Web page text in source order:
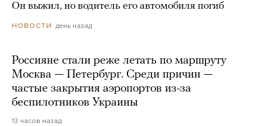
Он выжил, но водитель его автомобиля погиб
НОВОСТИ день назад
Россияне стали реже летать по маршруту
Москва — Петербург. Среди причин —
частые закрытия аэропортов из-за
беспилотников Украины
13 часов назад